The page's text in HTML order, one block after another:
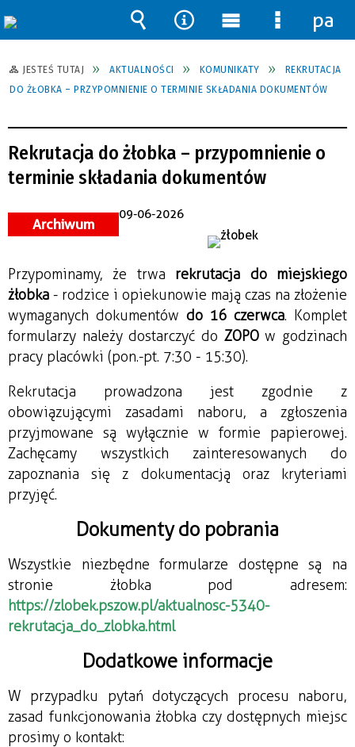
JESTEŚ TUTAJ AKTUALNOŚCI KOMUNIKATY
REKRUTACJA
DO ŻŁOBKA – PRZYPOMNIENIE O TERMINIE SKŁADANIA DOKUMENTÓW
Rekrutacja do żłobka – przypomnienie o
terminie składania dokumentów
Archiwum
09-06-2026
Przypominamy, że trwa rekrutacja do miejskiego
żłobka - rodzice i opiekunowie mają czas na złożenie
wymaganych dokumentów do 16 czerwca. Komplet
formularzy należy dostarczyć do ZOPO w godzinach
pracy placówki (pon.-pt. 7:30 - 15:30).
Rekrutacja prowadzona jest zgodnie z
obowiązującymi zasadami naboru, a zgłoszenia
przyjmowane są wyłącznie w formie papierowej.
Zachęcamy wszystkich zainteresowanych do
zapoznania się z dokumentacją oraz kryteriami
przyjęć.
Dokumenty do pobrania
Wszystkie niezbędne formularze dostępne są na
https://zlobek.pszow.pl/aktualnosc-5340-
rekrutacja_do_zlobka.html
Dodatkowe informacje
W przypadku pytań dotyczących procesu naboru,
zasad funkcjonowania żłobka czy dostępnych miejsc
prosimy o kontakt:
Wyszukiwarka
Narzędzia
Menu
główne
Menu